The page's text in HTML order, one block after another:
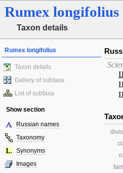
Rumex longifolius
Taxon details
Rumex longifolius
Taxon details
Gallery of subtaxa
List of subtaxa
Show section
Russian names
Taxonomy
Synonyms
Images